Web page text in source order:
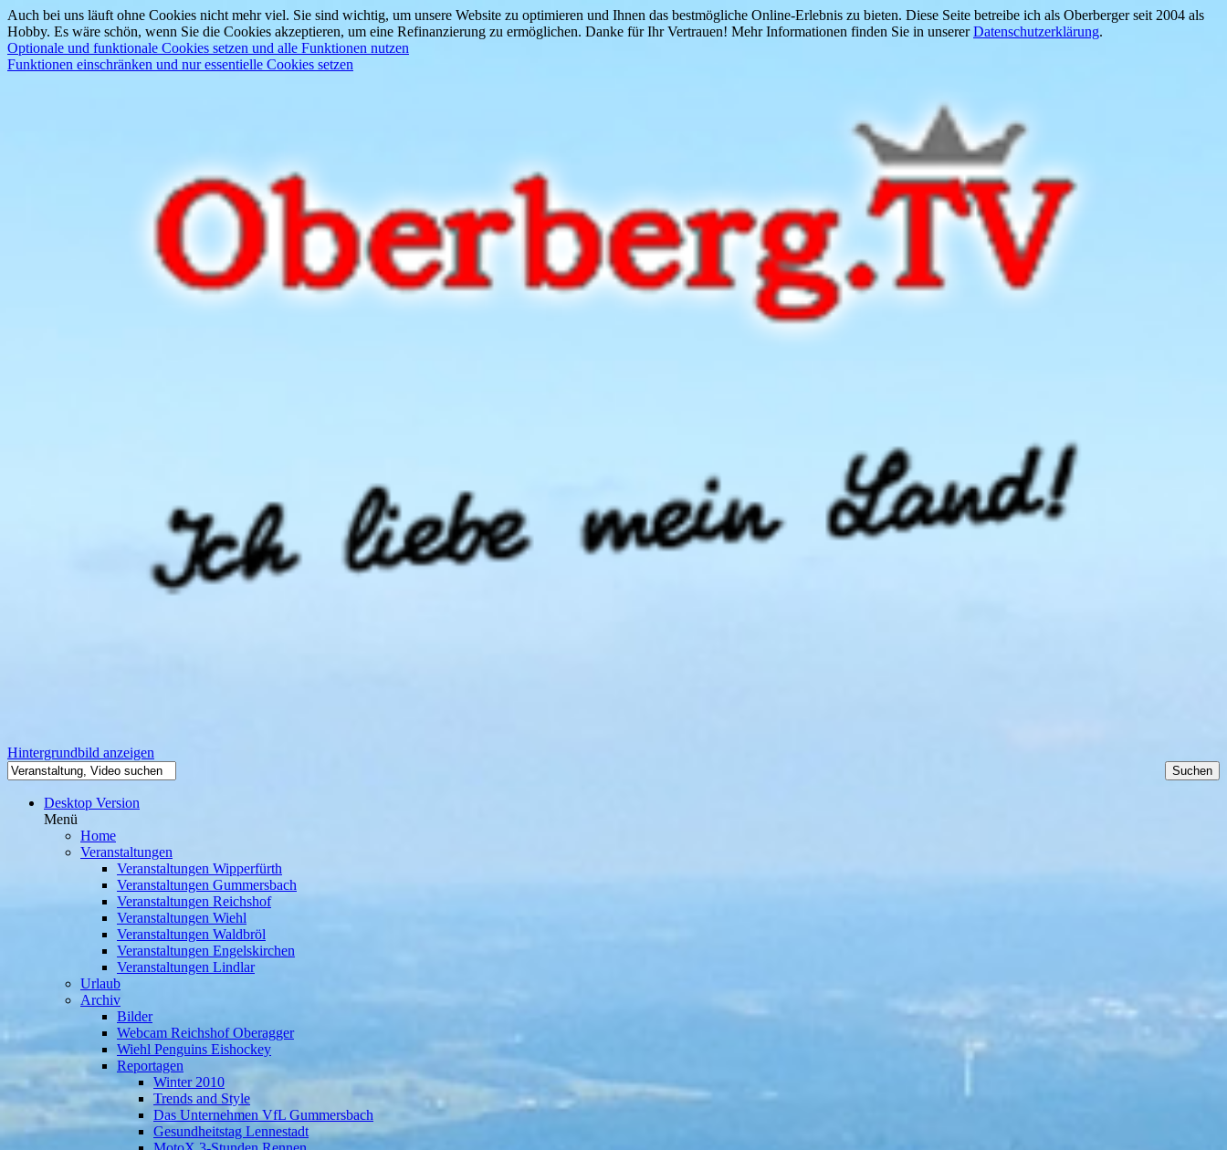
Auch bei uns läuft ohne Cookies nicht mehr viel. Sie sind wichtig, um unsere Website zu optimieren und Ihnen das bestmögliche Online-Erlebnis zu bieten. Diese Seite betreibe ich als Oberberger seit 2004 als
Hobby. Es wäre schön, wenn Sie die Cookies akzeptieren, um eine Refinanzierung zu ermöglichen. Danke für Ihr Vertrauen! Mehr Informationen finden Sie in unsererDatenschutzerklärung.
Optionale und funktionale Cookies setzen und alle Funktionen nutzen
Funktionen einschränken und nur essentielle Cookies setzen
Hintergrundbild anzeigen
Desktop Version
Menü
Home
Veranstaltungen
Veranstaltungen Wipperfürth
Veranstaltungen Gummersbach
Veranstaltungen Reichshof
Veranstaltungen Wiehl
Veranstaltungen Waldbröl
Veranstaltungen Engelskirchen
Veranstaltungen Lindlar
Urlaub
Archiv
Bilder
Webcam Reichshof Oberagger
Wiehl Penguins Eishockey
Reportagen
Winter 2010
Trends and Style
Das Unternehmen VfL Gummersbach
Gesundheitstag Lennestadt